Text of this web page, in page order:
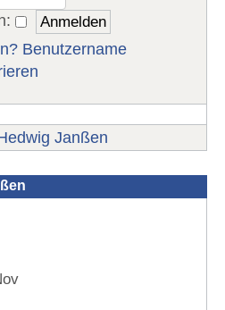
Benutzername
Janßen